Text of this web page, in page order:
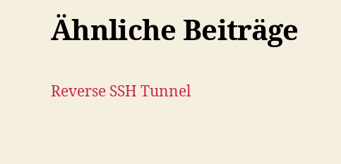
Ähnliche Beiträge
Reverse SSH Tunnel